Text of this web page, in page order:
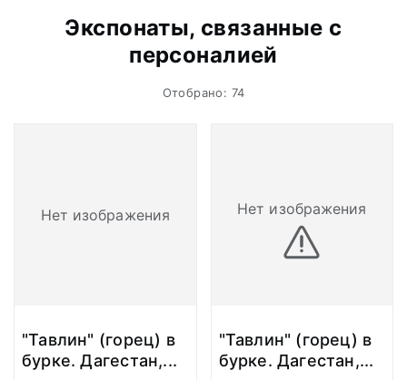
Экспонаты, связанные с
персоналией
Отобрано: 74
Нет изображения
"Тавлин" (горец) в
бурке. Дагестан,...
Нет изображения
"Тавлин" (горец) в
бурке. Дагестан,...